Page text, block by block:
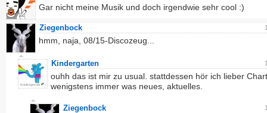
Gar nicht meine Musik und doch irgendwie sehr cool :)
Ziegenbock
hmm, naja, 08/15-Discozeug...
Kindergarten
ouhh das ist mir zu usual. stattdessen hör ich lieber
wenigstens immer was neues, aktuelles.
Ziegenbock